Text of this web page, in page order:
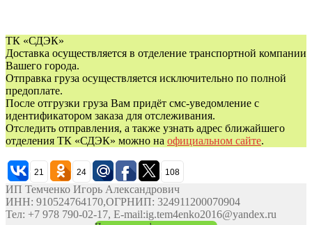
ТК «СДЭК»
Доставка осуществляется в отделение транспортной компании
Вашего города.
Отправка груза осуществляется исключительно по полной
предоплате.
После отгрузки груза Вам придёт смс-уведомление с
идентификатором заказа для отслеживания.
Отследить отправления, а также узнать адрес ближайшего
отделения ТК «СДЭК» можно на официальном сайте.
21 24 108
ИП Темченко Игорь Александрович
ИНН: 910524764170,ОГРНИП: 324911200070904
Тел: +7 978 790-02-17, E-mail:ig.tem4enko2016@yandex.ru